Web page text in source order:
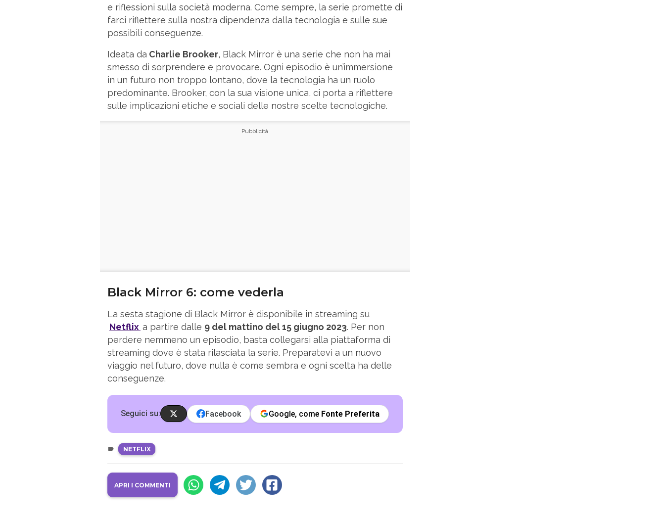
e riflessioni sulla società moderna. Come sempre, la serie promette di
farci riflettere sulla nostra dipendenza dalla tecnologia e sulle sue
possibili conseguenze.
Ideata da Charlie Brooker, Black Mirror è una serie che non ha mai
smesso di sorprendere e provocare. Ogni episodio è un’immersione
in un futuro non troppo lontano, dove la tecnologia ha un ruolo
predominante. Brooker, con la sua visione unica, ci porta a riflettere
sulle implicazioni etiche e sociali delle nostre scelte tecnologiche.
Black Mirror 6: come vederla
La sesta stagione di Black Mirror è disponibile in streaming su
Netflix a partire dalle 9 del mattino del 15 giugno 2023. Per non
perdere nemmeno un episodio, basta collegarsi alla piattaforma di
streaming dove è stata rilasciata la serie. Preparatevi a un nuovo
viaggio nel futuro, dove nulla è come sembra e ogni scelta ha delle
conseguenze.
Seguici su: Facebook Google, come Fonte Preferita
NETFLIX
APRI I COMMENTI